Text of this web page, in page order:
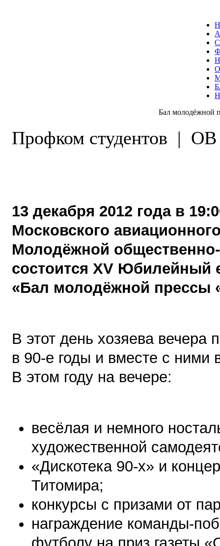
Бал
Профком студентов | ОВ
13 декабря 2012 года в
Московского
Молодёжной
состоится XV Юбилейный
«Бал молодёжной прессы
В этот день хозяева вечера
в 90-е годы и вместе с ними
В этом году на вечере:
весёлая и немного
художественной
«Дискотека 90-х» и
Титомира;
конкурсы с призами от
награждение команды-